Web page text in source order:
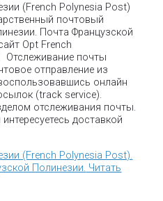
(French Polynesia Post)
почтовый
Почта Французской
Opt French
почты
отправление из
онлайн
(track service).
отслеживания почты.
доставкой
(French Polynesia Post).
Полинезии. Читать